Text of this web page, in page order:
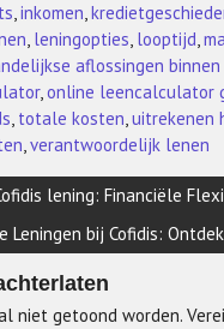
,inkomen,
, leningopties, looptijd,
aflossingen
,online leencalculator
, totale kosten,uitrekenen
,verantwoordelijk lenen
lening: Financiële
Leningen bij Cofidis:
niet getoond worden.